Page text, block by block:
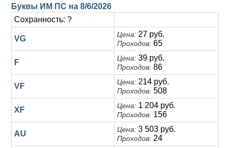
Буквы ИМ ПС на 8/6/2026
Сохранность: ?
VG Цена: 27 руб.
Проходов: 65
F Цена: 39 руб.
Проходов: 86
VF Цена: 214 руб.
Проходов: 508
XF Цена: 1 204 руб.
Проходов: 156
AU Цена: 3 503 руб.
Проходов: 24